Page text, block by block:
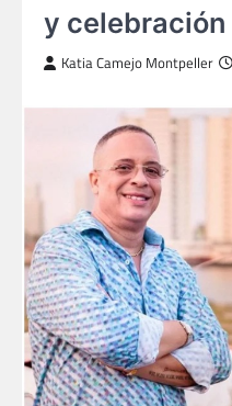
y celebración
Katia Camejo Montpeller